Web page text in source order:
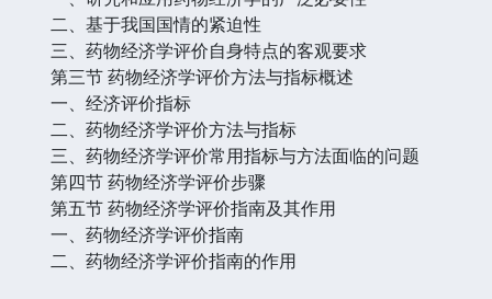
二、基于我国国情的紧迫性
三、药物经济学评价自身特点的客观要求
第三节 药物经济学评价方法与指标概述
一、经济评价指标
二、药物经济学评价方法与指标
三、药物经济学评价常用指标与方法面临的问题
第四节 药物经济学评价步骤
第五节 药物经济学评价指南及其作用
一、药物经济学评价指南
二、药物经济学评价指南的作用